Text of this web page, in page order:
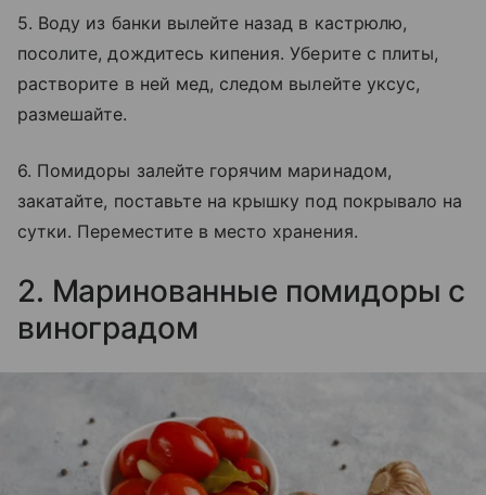
5. Воду из банки вылейте назад в кастрюлю,
посолите, дождитесь кипения. Уберите с плиты,
растворите в ней мед, следом вылейте уксус,
размешайте.
6. Помидоры залейте горячим маринадом,
закатайте, поставьте на крышку под покрывало на
сутки. Переместите в место хранения.
2. Маринованные помидоры с
виноградом